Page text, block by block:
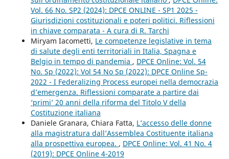
Vol. 66 No. SP2 (2024): DPCE ONLINE - SP1 2025 -
Giurisdizioni costituzionali e poteri politici. Riflessioni
in chiave comparata - A cura di R. Tarchi
Miryam Iacometti, Le competenze legislative in tema
di salute degli enti territoriali in Italia, Spagna e
Belgio in tempo di pandemia , DPCE Online: Vol. 54
No. Sp (2022): Vol 54 No Sp (2022): DPCE Online Sp-
2022 - I Federalizing Process europei nella democrazia
d’emergenza. Riflessioni comparate a partire dai
‘primi’ 20 anni della riforma del Titolo V della
Costituzione italiana
Daniele Granara, Chiara Fatta, L’accesso delle donne
alla magistratura dall’Assemblea Costituente italiana
alla prospettiva europea. , DPCE Online: Vol. 41 No. 4
(2019): DPCE Online 4-2019